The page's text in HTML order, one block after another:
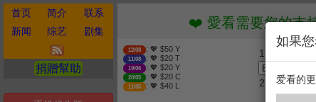
首页 简介
联系
新闻
综艺 剧集
捐贈幫助
❤️ 愛看需要您的支持 贊
12/08 : 💖 $50 Y
11/08 : 💖 $20 T
19/06 : 💖 $20 Y
20/05 : 💖 $20 C
11/05 : 💖 $40 L
1. 选择金额
2. 点击捐赠
如果
爱看的